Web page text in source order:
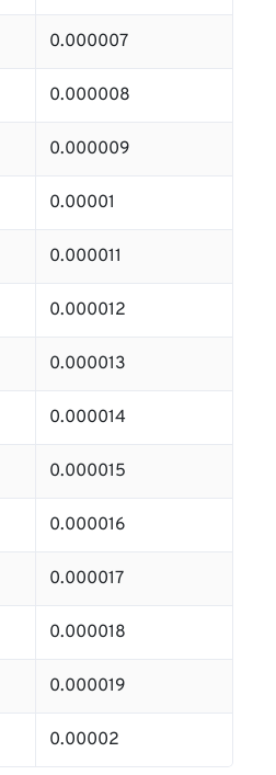
0.000007
0.000008
0.000009
0.00001
0.000011
0.000012
0.000013
0.000014
0.000015
0.000016
0.000017
0.000018
0.000019
0.00002